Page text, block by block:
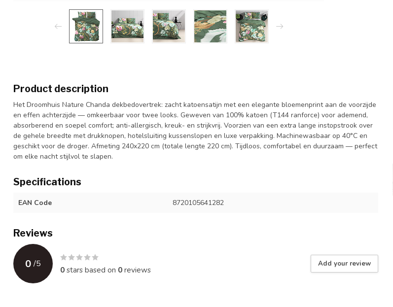
Product description
Het Droomhuis Nature Chanda dekbedovertrek: zacht katoensatijn met een elegante bloemenprint aan de voorzijde
en effen achterzijde — omkeerbaar voor twee looks. Geweven van 100% katoen (T144 ranforce) voor ademend,
absorberend en soepel comfort; anti-allergisch, kreuk- en strijkvrij. Voorzien van een extra lange instopstrook over
de gehele breedte met drukknopen, hotelsluiting kussenslopen en luxe verpakking. Machinewasbaar op 40°C en
geschikt voor de droger. Afmeting 240x220 cm (totale lengte 220 cm). Tijdloos, comfortabel en duurzaam — perfect
om elke nacht stijlvol te slapen.
Specifications
EAN Code 8720105641282
Reviews
0 /5
0stars based on 0reviews
Add your review